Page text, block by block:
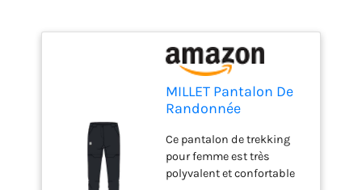
MILLET Pantalon De
Randonnée
Femme
Ce pantalon de trekking
pour femme est très
polyvalent et confortable